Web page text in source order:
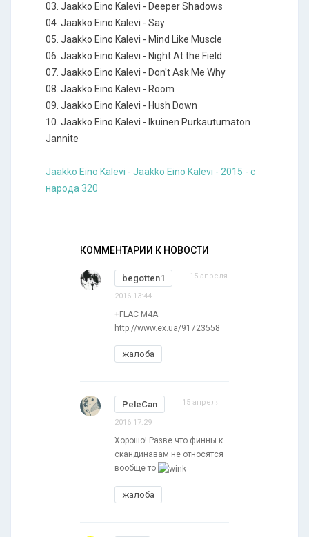
03. Jaakko Eino Kalevi - Deeper Shadows
04. Jaakko Eino Kalevi - Say
05. Jaakko Eino Kalevi - Mind Like Muscle
06. Jaakko Eino Kalevi - Night At the Field
07. Jaakko Eino Kalevi - Don't Ask Me Why
08. Jaakko Eino Kalevi - Room
09. Jaakko Eino Kalevi - Hush Down
10. Jaakko Eino Kalevi - Ikuinen Purkautumaton
Jannite
Jaakko Eino Kalevi - Jaakko Eino Kalevi - 2015 - с
народа 320
КОММЕНТАРИИ К НОВОСТИ
begotten1 15 апреля
2016 13:44
+FLAC M4A
http://www.ex.ua/91723558
жалоба
PeleCan 15 апреля
2016 17:29
Хорошо! Разве что финны к
скандинавам не относятся
вообще то
жалоба